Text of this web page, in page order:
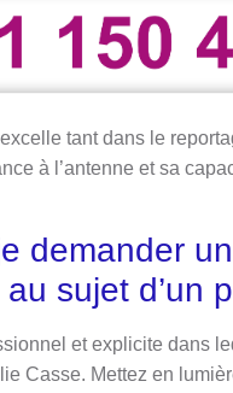
tant dans le
à l’antenne et sa
demander
au sujet d’un
et explicite dans
Casse. Mettez en